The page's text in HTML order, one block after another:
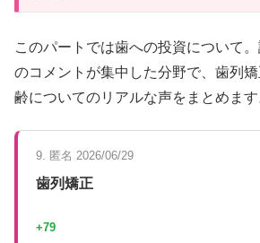
このパートでは歯への投資について
のコメントが集中した分野で、歯列
齢についてのリアルな声をまとめます
9. 匿名 2026/06/29
歯列矯正
+79